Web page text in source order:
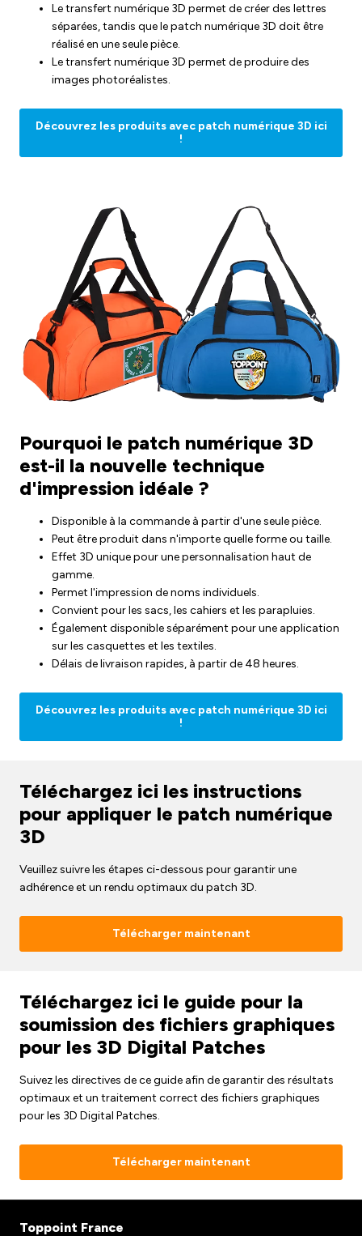
Le transfert numérique 3D permet de créer des lettres
séparées, tandis que le patch numérique 3D doit être
réalisé en une seule pièce.
Le transfert numérique 3D permet de produire des
images photoréalistes.
Découvrez les produits avec patch numérique 3D ici
!
Pourquoi le patch numérique 3D
est-il la nouvelle technique
d'impression idéale ?
Disponible à la commande à partir d'une seule pièce.
Peut être produit dans n'importe quelle forme ou taille.
Effet 3D unique pour une personnalisation haut de
gamme.
Permet l'impression de noms individuels.
Convient pour les sacs, les cahiers et les parapluies.
Également disponible séparément pour une application
sur les casquettes et les textiles.
Délais de livraison rapides, à partir de 48 heures.
Découvrez les produits avec patch numérique 3D ici
!
Téléchargez ici les instructions
pour appliquer le patch numérique
3D
Veuillez suivre les étapes ci-dessous pour garantir une
adhérence et un rendu optimaux du patch 3D.
Télécharger maintenant
Téléchargez ici le guide pour la
soumission des fichiers graphiques
pour les 3D Digital Patches
Suivez les directives de ce guide afin de garantir des résultats
optimaux et un traitement correct des fichiers graphiques
pour les 3D Digital Patches.
Télécharger maintenant
Toppoint France